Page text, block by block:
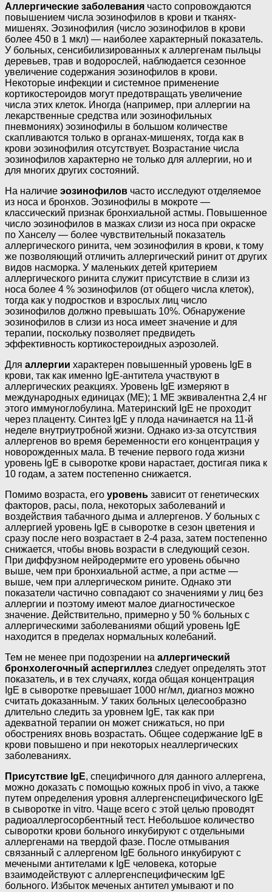
Аллергические заболевания часто сопровождаются
повышением числа эозинофилов в крови и тканях-
мишенях. Эозинофилия (число эозинофилов в крови
более 450 в 1 мкл) — наиболее характерный показатель.
У больных, сенсибилизированных к аллергенам пыльцы
деревьев, трав и водорослей, наблюдается сезонное
увеличение содержания эозинофилов в крови.
Некоторые инфекции и системное применение
кортикостероидов могут предотвращать увеличение
числа этих клеток. Иногда (например, при аллергии на
лекарственные средства или эозинофильных
пневмониях) эозинофилы в большом количестве
скапливаются только в органах-мишенях, тогда как в
крови эозинофилия отсутствует. Возрастание числа
эозинофилов характерно не только для аллергии, но и
для многих других состояний.
На наличие эозинофилов часто исследуют отделяемое
из носа и бронхов. Эозинофилы в мокроте —
классический признак бронхиальной астмы. Повышенное
число эозинофилов в мазках слизи из носа при окраске
по Ханселу — более чувствительный показатель
аллергического ринита, чем эозинофилия в крови, к тому
же позволяющий отличить аллергический ринит от других
видов насморка. У маленьких детей критерием
аллергического ринита служит присутствие в слизи из
носа более 4 % эозинофилов (от общего числа клеток),
тогда как у подростков и взрослых лиц число
эозинофилов должно превышать 10%. Обнаружение
эозинофилов в слизи из носа имеет значение и для
терапии, поскольку позволяет предвидеть
эффективность кортикостероидных аэрозолей.
Для аллергии характерен повышенный уровень IgE в
крови, так как именно IgE-антитела участвуют в
аллергических реакциях. Уровень IgE измеряют в
международных единицах (ME); 1 ME эквивалентна 2,4 нг
этого иммуноглобулина. Материнский IgE не проходит
через плаценту. Синтез IgE у плода начинается на 11-й
неделе внутриутробной жизни. Однако из-за отсутствия
аллергенов во время беременности его концентрация у
новорожденных мала. В течение первого года жизни
уровень IgE в сыворотке крови нарастает, достигая пика к
10 годам, а затем постепенно снижается.
Помимо возраста, его уровень зависит от генетических
факторов, расы, пола, некоторых заболеваний и
воздействия табачного дыма и аллергенов. У больных с
аллергией уровень IgE в сыворотке в сезон цветения и
сразу после него возрастает в 2-4 раза, затем постепенно
снижается, чтобы вновь возрасти в следующий сезон.
При диффузном нейродермите его уровень обычно
выше, чем при бронхиальной астме, а при астме —
выше, чем при аллергическом рините. Однако эти
показатели частично совпадают со значениями у лиц без
аллергии и поэтому имеют малое диагностическое
значение. Действительно, примерно у 50 % больных с
аллергическими заболеваниями общий уровень IgE
находится в пределах нормальных колебаний.
Тем не менее при подозрении на аллергический
бронхолегочный аспергиллез следует определять этот
показатель, и в тех случаях, когда общая концентрация
IgE в сыворотке превышает 1000 нг/мл, диагноз можно
считать доказанным. У таких больных целесообразно
длительно следить за уровнем IgE, так как при
адекватной терапии он может снижаться, но при
обострениях вновь возрастать. Общее содержание IgE в
крови повышено и при некоторых неаллергических
заболеваниях.
Присутствие IgE, специфичного для данного аллергена,
можно доказать с помощью кожных проб in vivo, а также
путем определения уровня аллергенспецифического IgE
в сыворотке in vitro. Чаще всего с этой целью проводят
радиоаллергосорбентный тест. Небольшое количество
сыворотки крови больного инкубируют с отдельными
аллергенами на твердой фазе. После отмывания
связанный с аллергеном IgE больного инкубируют с
мечеными антителами к IgE человека, которые
взаимодействуют с аллергенспецифическим IgE
больного. Избыток меченых антител умывают и по